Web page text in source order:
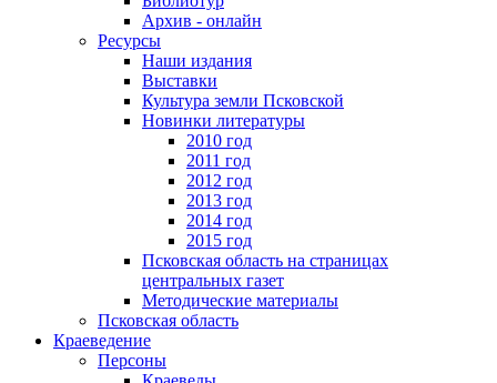
Архив - онлайн
Ресурсы
Наши издания
Выставки
Культура земли Псковской
Новинки литературы
2010 год
2011 год
2012 год
2013 год
2014 год
2015 год
Псковская область на страницах
центральных газет
Методические материалы
Псковская область
Краеведение
Персоны